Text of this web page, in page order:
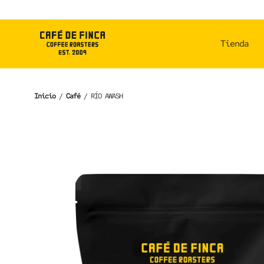
to
Tienda
Inicio/ Café/ RÍO AWASH